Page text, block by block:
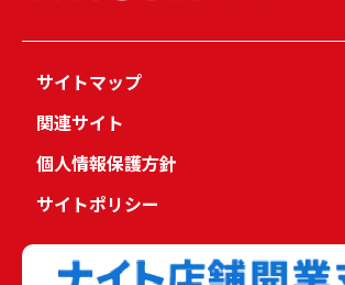
サイトマップ
関連サイト
個人情報保護方針
サイトポリシー